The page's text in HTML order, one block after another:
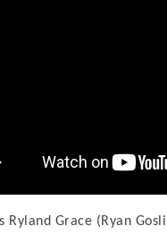
Ryland Grace (Ryan